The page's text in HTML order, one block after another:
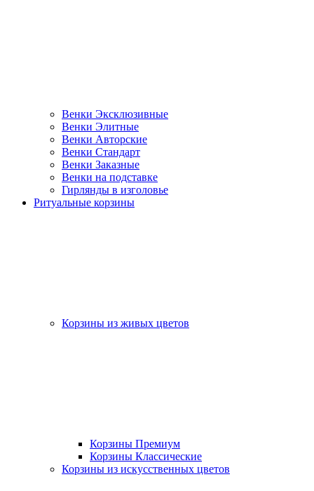
Венки Эксклюзивные
Венки Элитные
Венки Авторские
Венки Стандарт
Венки Заказные
Венки на подставке
Гирлянды в изголовье
Ритуальные корзины
Корзины из живых цветов
Корзины Премиум
Корзины Классические
Корзины из искусственных цветов